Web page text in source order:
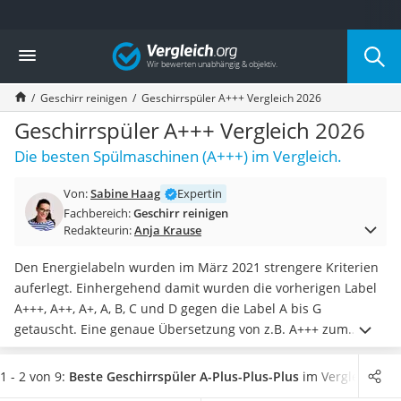
Die beliebtesten Vergleiche nach Kategorie
Haushalt
Wassersprudler
Zentralstaubsauger
Brotbackautomat
Wischroboter
Wäschespinne
Spülmaschinentabs
Akku-Staubsauger
AEG-Waschmaschine
Saug-Wisch-Roboter
Handstaubsauger
Milchaufschäumer
Kondenstrockner
Reiskocher
Vergleich
Geschirr reinigen Geschirrspüler A+++ Vergleich 2026
Geschirrspüler A+++ Vergleich 2026
Die besten Spülmaschinen (A+++) im Vergleich.
Von:Sabine Haag
Expertin
Fachbereich:Geschirr reinigen
Redakteurin:Anja Krause
Den Energielabeln wurden im März 2021 strengere Kriterien
auferlegt. Einhergehend damit wurden die vorherigen Label
A+++, A++, A+, A, B, C und D gegen die Label A bis G
getauscht. Eine genaue Übersetzung von z.B. A+++ zum
neuen Label A-G gibt es nicht, da sich auch die
Anforderungen der Label geändert haben. In diesem
1 - 2 von 9: Beste Geschirrspüler A-Plus-Plus-Plus im Vergleich